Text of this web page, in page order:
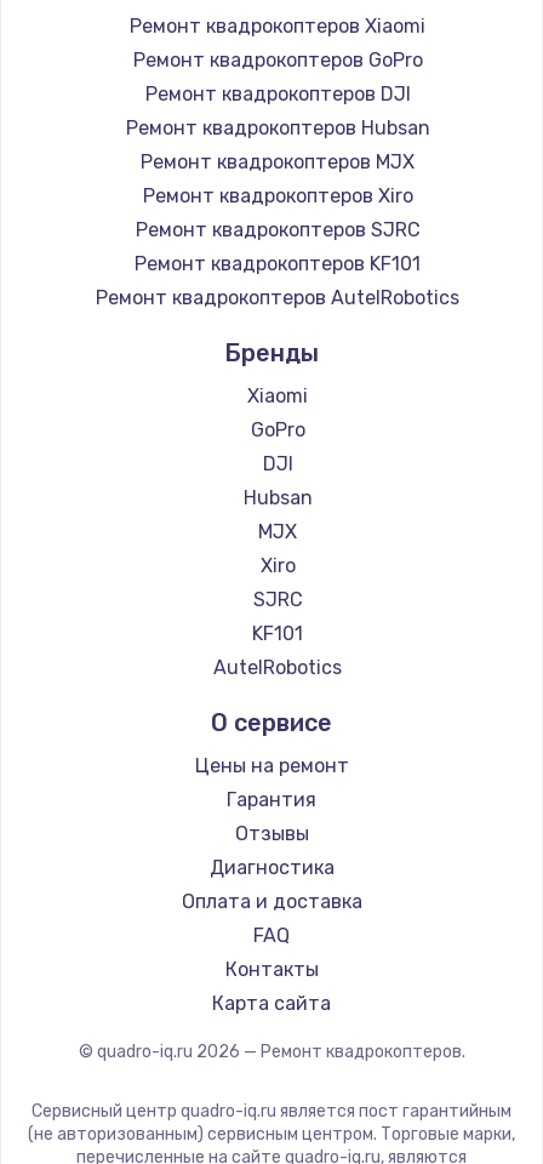
Ремонт квадрокоптеров Xiaomi
Ремонт квадрокоптеров GoPro
Ремонт квадрокоптеров DJI
Ремонт квадрокоптеров Hubsan
Ремонт квадрокоптеров MJX
Ремонт квадрокоптеров Xiro
Ремонт квадрокоптеров SJRC
Ремонт квадрокоптеров KF101
Ремонт квадрокоптеров AutelRobotics
Бренды
Xiaomi
GoPro
DJI
Hubsan
MJX
Xiro
SJRC
KF101
AutelRobotics
О сервисе
Цены на ремонт
Гарантия
Отзывы
Диагностика
Оплата и доставка
FAQ
Контакты
Карта сайта
© quadro-iq.ru 2026 — Ремонт квадрокоптеров.
Сервисный центр quadro-iq.ru является пост гарантийным
(не авторизованным) сервисным центром. Торговые марки,
перечисленные на сайте quadro-iq.ru, являются